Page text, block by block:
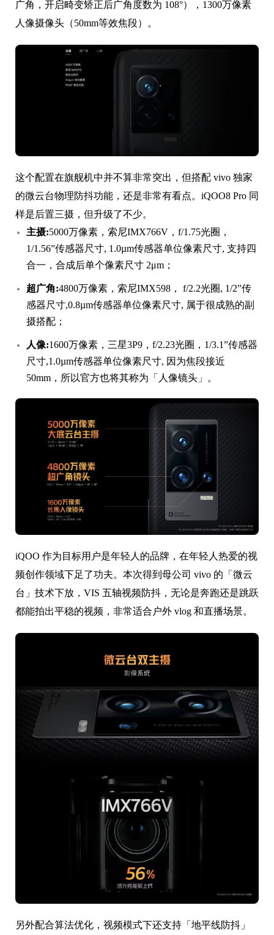
广角，开启畸变矫正后广角度数为 108°），1300万像素
人像摄像头（50mm等效焦段）。
这个配置在旗舰机中并不算非常突出，但搭配 vivo 独家
的微云台物理防抖功能，还是非常有看点。iQOO8 Pro 同
样是后置三摄，但升级了不少。
主摄:5000万像素，索尼IMX766V，f/1.75光圈，
1/1.56”传感器尺寸, 1.0µm传感器单位像素尺寸, 支持四
合一，合成后单个像素尺寸 2μm；
超广角:4800万像素，索尼IMX598， f/2.2光圈, 1/2”传
感器尺寸,0.8µm传感器单位像素尺寸, 属于很成熟的副
摄搭配；
人像:1600万像素，三星3P9，f/2.23光圈，1/3.1”传感器
尺寸,1.0µm传感器单位像素尺寸, 因为焦段接近
50mm，所以官方也将其称为「人像镜头」。
iQOO 作为目标用户是年轻人的品牌，在年轻人热爱的视
频创作领域下足了功夫。本次得到母公司 vivo 的「微云
台」技术下放，VIS 五轴视频防抖，无论是奔跑还是跳跃
都能拍出平稳的视频，非常适合户外 vlog 和直播场景。
另外配合算法优化，视频模式下还支持「地平线防抖」